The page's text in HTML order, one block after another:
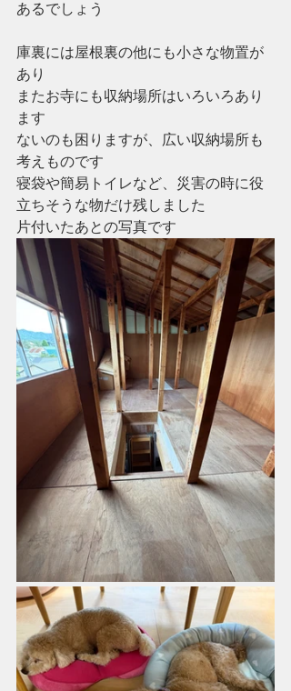
あるでしょう
庫裏には屋根裏の他にも小さな物置が
あり
またお寺にも収納場所はいろいろあり
ます
ないのも困りますが、広い収納場所も
考えものです
寝袋や簡易トイレなど、災害の時に役
立ちそうな物だけ残しました
片付いたあとの写真です